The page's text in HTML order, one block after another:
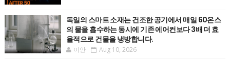
독일의 스마트 소재는 건조한 공기에서 매일 60온스
의 물을 흡수하는 동시에 기존 에어컨보다 3배 더 효
율적으로 건물을 냉방합니다.
이안 Aug 10, 2026